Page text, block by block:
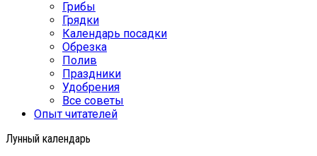
Грибы
Грядки
Календарь посадки
Обрезка
Полив
Праздники
Удобрения
Все советы
Опыт читателей
Лунный календарь